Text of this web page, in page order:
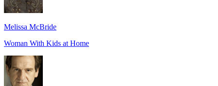
Melissa McBride
Woman With Kids at Home